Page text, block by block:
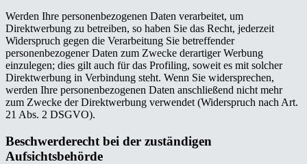
Werden Ihre personenbezogenen Daten verarbeitet, um
Direktwerbung zu betreiben, so haben Sie das Recht, jederzeit
Widerspruch gegen die Verarbeitung Sie betreffender
personenbezogener Daten zum Zwecke derartiger Werbung
einzulegen; dies gilt auch für das Profiling, soweit es mit solcher
Direktwerbung in Verbindung steht. Wenn Sie widersprechen,
werden Ihre personenbezogenen Daten anschließend nicht mehr
zum Zwecke der Direktwerbung verwendet (Widerspruch nach Art.
21 Abs. 2 DSGVO).
Beschwerderecht bei der zuständigen
Aufsichtsbehörde